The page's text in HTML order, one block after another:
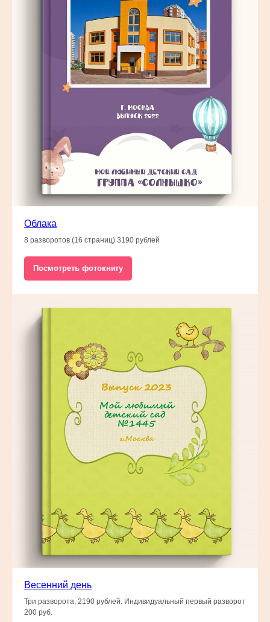
Облака
8 разворотов (16 страниц) 3190 рублей
Посмотреть фотокнигу
Весенний день
Три разворота, 2190 рублей. Индивидуальный первый разворот
200 руб.